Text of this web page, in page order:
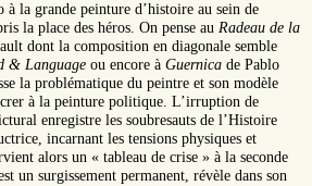
à la grande peinture d’histoire au sein de
la place des héros. On pense au Radeau de la
dont la composition en diagonale semble
& Language ou encore à Guernica de Pablo
la problématique du peintre et son modèle
à la peinture politique. L’irruption de
enregistre les soubresauts de l’Histoire
incarnant les tensions physiques et
alors un « tableau de crise » à la seconde
un surgissement permanent, révèle dans son